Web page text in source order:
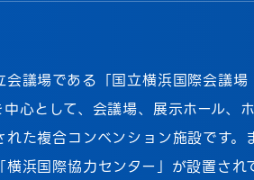
議場である「国立横浜国際会議場
心として、会議場、展示ホール、
た複合コンベンション施設です。
浜国際協力センター」が設置され